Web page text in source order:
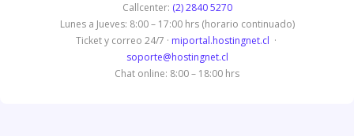
Callcenter: (2) 2840 5270
Lunes a Jueves: 8:00 – 17:00 hrs (horario continuado)
Ticket y correo 24/7 · miportal.hostingnet.cl ·
soporte@hostingnet.cl
Chat online: 8:00 – 18:00 hrs